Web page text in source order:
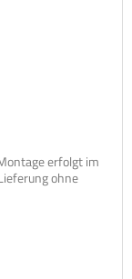
erfolgt im
ohne